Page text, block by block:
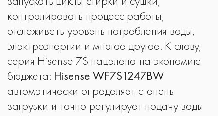
контролировать процесс работы,
отслеживать уровень потребления воды,
электроэнергии и многое другое. К слову,
серия Hisense 7S нацелена на экономию
бюджета: Hisense WF7S1247BW
автоматически определяет степень
загрузки и точно регулирует подачу воды